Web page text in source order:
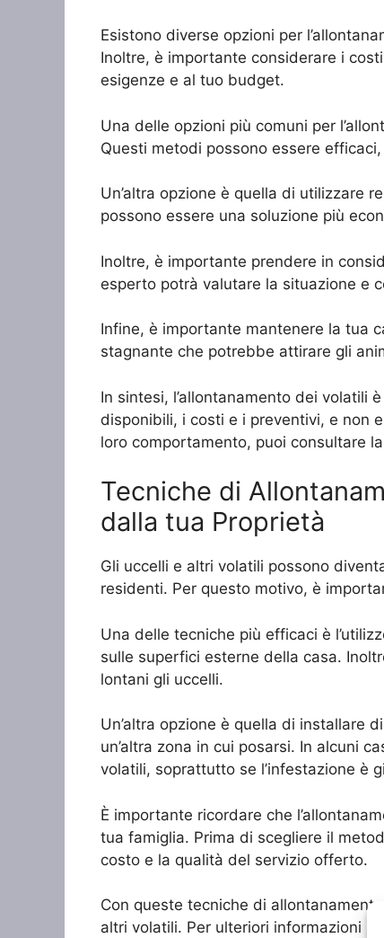
Esistono diverse opzioni per
Inoltre, è importante considerare i
esigenze e al tuo budget.
Una delle opzioni più comuni per
Questi metodi possono essere
Un’altra opzione è quella di utilizzare
possono essere una soluzione più
Inoltre, è importante prendere in
esperto potrà valutare la situazione e
Infine, è importante mantenere la tua
stagnante che potrebbe attirare gli
In sintesi, l’allontanamento dei volatili
disponibili, i costi e i preventivi, e non
loro comportamento, puoi consultare
Tecniche di
dalla tua Proprietà
Gli uccelli e altri volatili possono
residenti. Per questo motivo, è
Una delle tecniche più efficaci è
sulle superfici esterne della casa.
lontani gli uccelli.
Un’altra opzione è quella di installare
un’altra zona in cui posarsi. In alcuni
volatili, soprattutto se l’infestazione è
È importante ricordare che
tua famiglia. Prima di scegliere il
costo e la qualità del servizio offerto.
Con queste tecniche di
altri volatili. Per ulteriori informazioni